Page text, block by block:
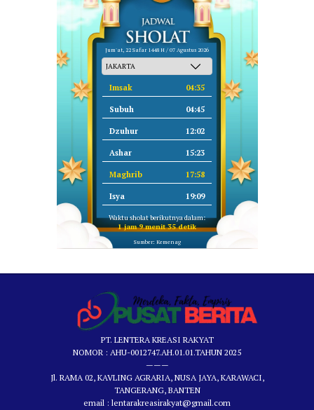
Jum'at, 22 Safar 1448 H / 07 Agustus 2026
Imsak 04:35
Subuh 04:45
Dzuhur 12:02
Ashar 15:23
Maghrib 17:58
Isya 19:09
Waktu sholat berikutnya dalam:
1 jam 9 menit 35 detik
Sumber: Kemenag
PT. LENTERA KREASI RAKYAT
NOMOR : AHU-0012747.AH.01.01.TAHUN 2025
———
Jl. RAMA 02, KAVLING AGRARIA, NUSA JAYA, KARAWACI,
TANGERANG, BANTEN
email : lentarakreasirakyat@gmail.com